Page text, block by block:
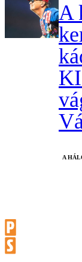
A
A